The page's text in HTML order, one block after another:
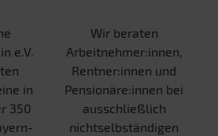
e.V.
in
350
Wir beraten
Arbeitnehmer:innen,
Rentner:innen und
Pensionäre:innen bei
ausschließlich
nichtselbständigen